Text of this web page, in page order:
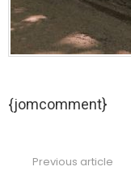
{jomcomment}
Previous article